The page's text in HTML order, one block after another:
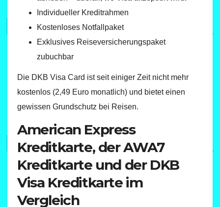
Individueller Kreditrahmen
Kostenloses Notfallpaket
Exklusives Reiseversicherungspaket
zubuchbar
Die DKB Visa Card ist seit einiger Zeit nicht mehr
kostenlos (2,49 Euro monatlich) und bietet einen
gewissen Grundschutz bei Reisen.
American Express
Kreditkarte, der AWA7
Kreditkarte und der DKB
Visa Kreditkarte im
Vergleich